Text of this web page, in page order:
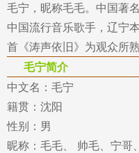
毛宁，昵称毛毛。中国著
中国流行音乐歌手，辽宁
首《涛声依旧》为观众所熟
毛宁简介
中文名：毛宁
籍贯：沈阳
性别：男
昵称：毛毛、 帅毛、宁哥